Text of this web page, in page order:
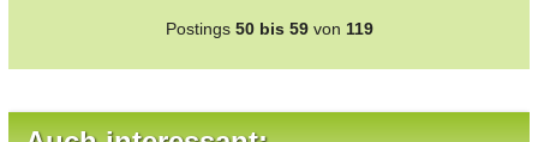
Lg, eure Kelli
Postings 50 bis 59von 119